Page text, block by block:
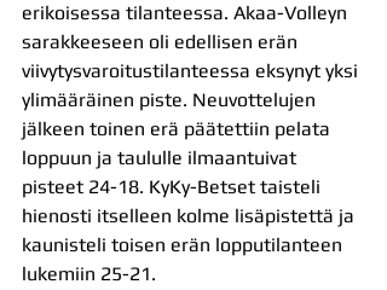
erikoisessa tilanteessa. Akaa-Volleyn
sarakkeeseen oli edellisen erän
viivytysvaroitustilanteessa eksynyt yksi
ylimääräinen piste. Neuvottelujen
jälkeen toinen erä päätettiin pelata
loppuun ja taululle ilmaantuivat
pisteet 24-18. KyKy-Betset taisteli
hienosti itselleen kolme lisäpistettä ja
kaunisteli toisen erän lopputilanteen
lukemiin 25-21.